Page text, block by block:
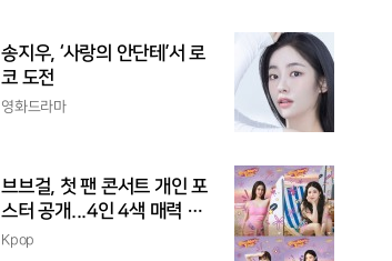
송지우, ‘사랑의 안단테’서 로
코 도전
영화드라마
브브걸, 첫 팬 콘서트 개인 포
스터 공개...4인 4색 매력 발
산
Kpop